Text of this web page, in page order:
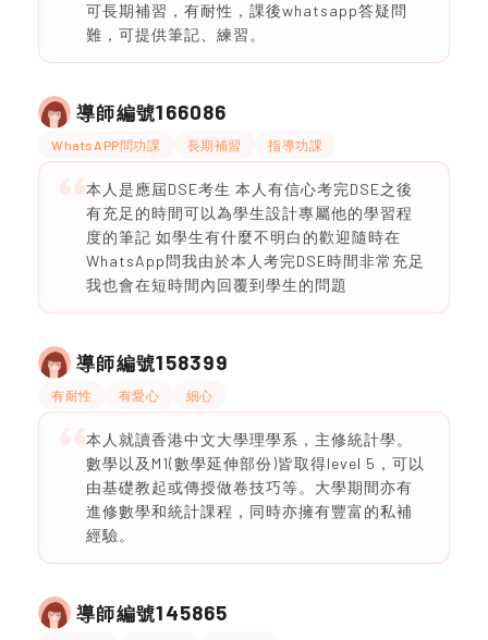
可長期補習，有耐性，課後whatsapp答疑問
難，可提供筆記、練習。
導師編號166086
WhatsAPP問功課 長期補習 指導功課
本人是應屆DSE考生 本人有信心考完DSE之後
有充足的時間可以為學生設計專屬他的學習程
度的筆記 如學生有什麼不明白的歡迎隨時在
WhatsApp問我由於本人考完DSE時間非常充足
我也會在短時間內回覆到學生的問題
導師編號158399
有耐性 有愛心 細心
本人就讀香港中文大學理學系，主修統計學。
數學以及M1(數學延伸部份)皆取得level 5，可以
由基礎教起或傳授做卷技巧等。大學期間亦有
進修數學和統計課程，同時亦擁有豐富的私補
經驗。
導師編號145865